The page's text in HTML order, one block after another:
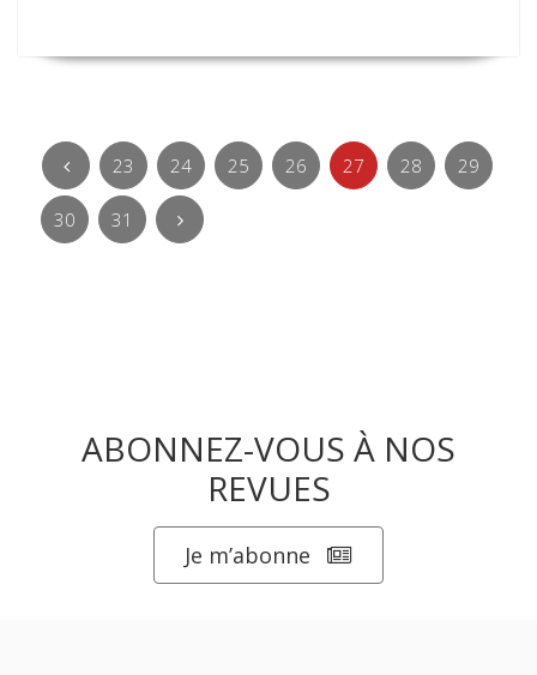
23 24 25 26 27 28 29
30 31
ABONNEZ-VOUS À NOS
REVUES
Je m’abonne